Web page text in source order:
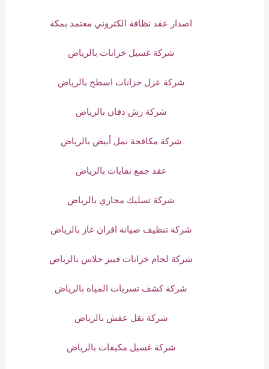
اصدار عقد نظافة الكتروني معتمد بمكة
شركة غسيل خزانات بالرياض
شركة عزل خزانات اسطح بالرياض
شركة رش دفان بالرياض
شركة مكافحة نمل أبيض بالرياض
عقد جمع نفايات بالرياض
شركة تسليك مجاري بالرياض
شركة تنظيف صيانة افران غاز بالرياض
شركة لحام خزانات فيبر جلاس بالرياض
شركة كشف تسربات المياه بالرياض
شركة نقل عفش بالرياض
شركة غسيل مكيفات بالرياض